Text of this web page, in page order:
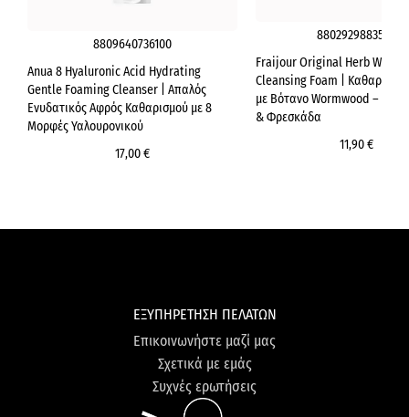
8809640736100
Anua 8 Hyaluronic Acid Hydrating
Gentle Foaming Cleanser | Απαλός
Ενυδατικός Αφρός Καθαρισμού με 8
Μορφές Υαλουρονικού
17,00 €
8802929883564
Fraijour Original Herb
Cleansing Foam |
με Βότανο Wormwood –
& Φρεσκάδα
11,90 €
ΕΞΥΠΗΡΕΤΗΣΗ ΠΕΛΑΤΩΝ
Επικοινωνήστε μαζί μας
Σχετικά με εμάς
Συχνές ερωτήσεις